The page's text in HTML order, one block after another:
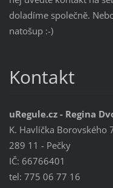
doladíme společně.
natošup :-)
Kontakt
uRegule.cz - Regina
K. Havlíčka Borovského
289 11 - Pečky
IČ: 66766401
tel: 775 06 77 16